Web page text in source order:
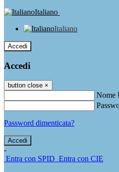
Italiano
Italiano
Accedi
Accedi
button close ×
Nome
Password dimenticata?
-
Entra con SPID Entra con CIE